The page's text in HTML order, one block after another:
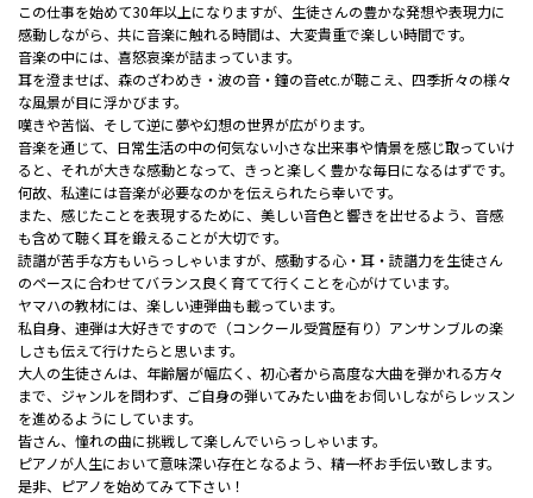
この仕事を始めて30年以上になりますが、生徒さんの豊かな発想や表現力に
感動しながら、共に音楽に触れる時間は、大変貴重で楽しい時間です。
音楽の中には、喜怒哀楽が詰まっています。
耳を澄ませば、森のざわめき・波の音・鐘の音etc.が聴こえ、四季折々の様々
な風景が目に浮かびます。
嘆きや苦悩、そして逆に夢や幻想の世界が広がります。
音楽を通じて、日常生活の中の何気ない小さな出来事や情景を感じ取っていけ
ると、それが大きな感動となって、きっと楽しく豊かな毎日になるはずです。
何故、私達には音楽が必要なのかを伝えられたら幸いです。
また、感じたことを表現するために、美しい音色と響きを出せるよう、音感
も含めて聴く耳を鍛えることが大切です。
読譜が苦手な方もいらっしゃいますが、感動する心・耳・読譜力を生徒さん
のペースに合わせてバランス良く育てて行くことを心がけています。
ヤマハの教材には、楽しい連弾曲も載っています。
私自身、連弾は大好きですので（コンクール受賞歴有り）アンサンブルの楽
しさも伝えて行けたらと思います。
大人の生徒さんは、年齢層が幅広く、初心者から高度な大曲を弾かれる方々
まで、ジャンルを問わず、ご自身の弾いてみたい曲をお伺いしながらレッスン
を進めるようにしています。
皆さん、憧れの曲に挑戦して楽しんでいらっしゃいます。
ピアノが人生において意味深い存在となるよう、精一杯お手伝い致します。
是非、ピアノを始めてみて下さい！